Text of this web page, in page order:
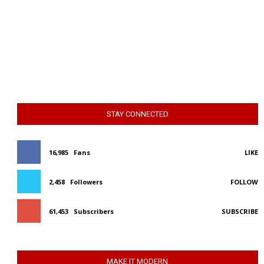
STAY CONNECTED
16,985 Fans LIKE
2,458 Followers FOLLOW
61,453 Subscribers SUBSCRIBE
MAKE IT MODERN